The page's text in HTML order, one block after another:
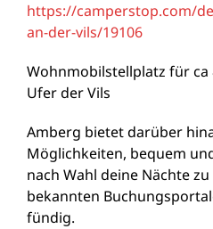
https://camperstop.com/
an-der-vils/19106
Wohnmobilstellplatz für
Ufer der Vils
Amberg bietet darüber
Möglichkeiten, bequem
nach Wahl deine Nächte
bekannten
fündig.